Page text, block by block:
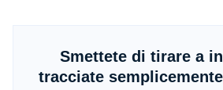
Smettete di tirare a
tracciate